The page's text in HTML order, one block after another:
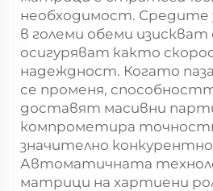
необходимост. Средите
в големи обеми
осигуряват както
надеждност. Когато
се променя,
доставят масивни
компрометира
значително
Автоматичната
матрици на хартиени